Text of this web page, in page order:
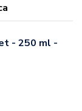
- 250 ml -